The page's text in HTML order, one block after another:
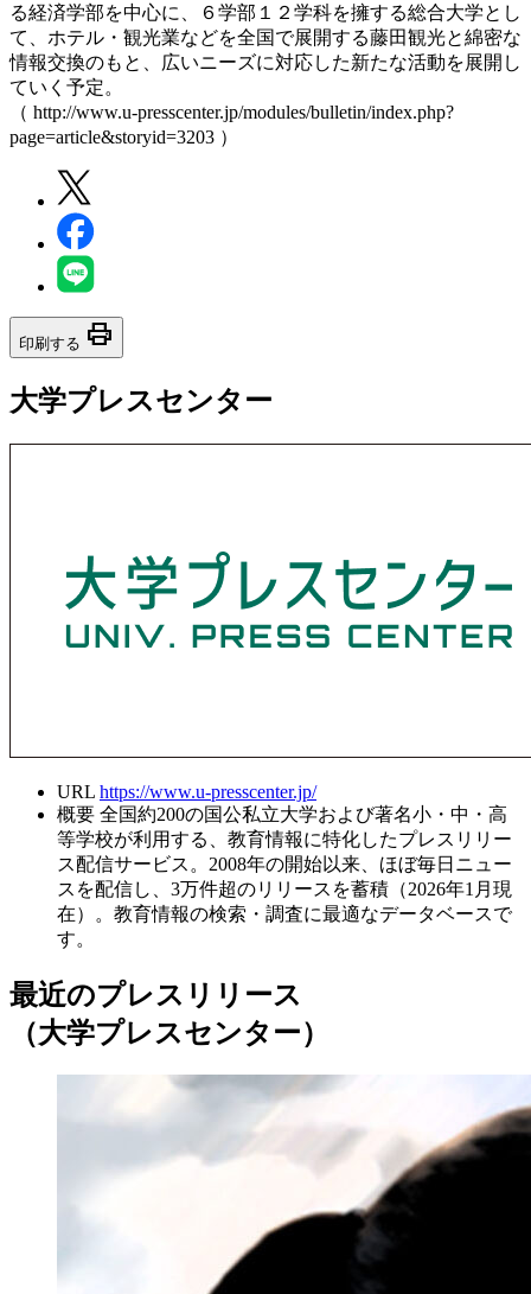
る経済学部を中心に、６学部１２学科を擁する総合大学とし
て、ホテル・観光業などを全国で展開する藤田観光と綿密な
情報交換のもと、広いニーズに対応した新たな活動を展開し
ていく予定。
（ http://www.u-presscenter.jp/modules/bulletin/index.php?
page=article&storyid=3203 ）
印刷する print
大学プレスセンター
URL https://www.u-presscenter.jp/
概要 全国約200の国公私立大学および著名小・中・高
等学校が利用する、教育情報に特化したプレスリリー
ス配信サービス。2008年の開始以来、ほぼ毎日ニュー
スを配信し、3万件超のリリースを蓄積（2026年1月現
在）。教育情報の検索・調査に最適なデータベースで
す。
最近のプレスリリース
（大学プレスセンター）